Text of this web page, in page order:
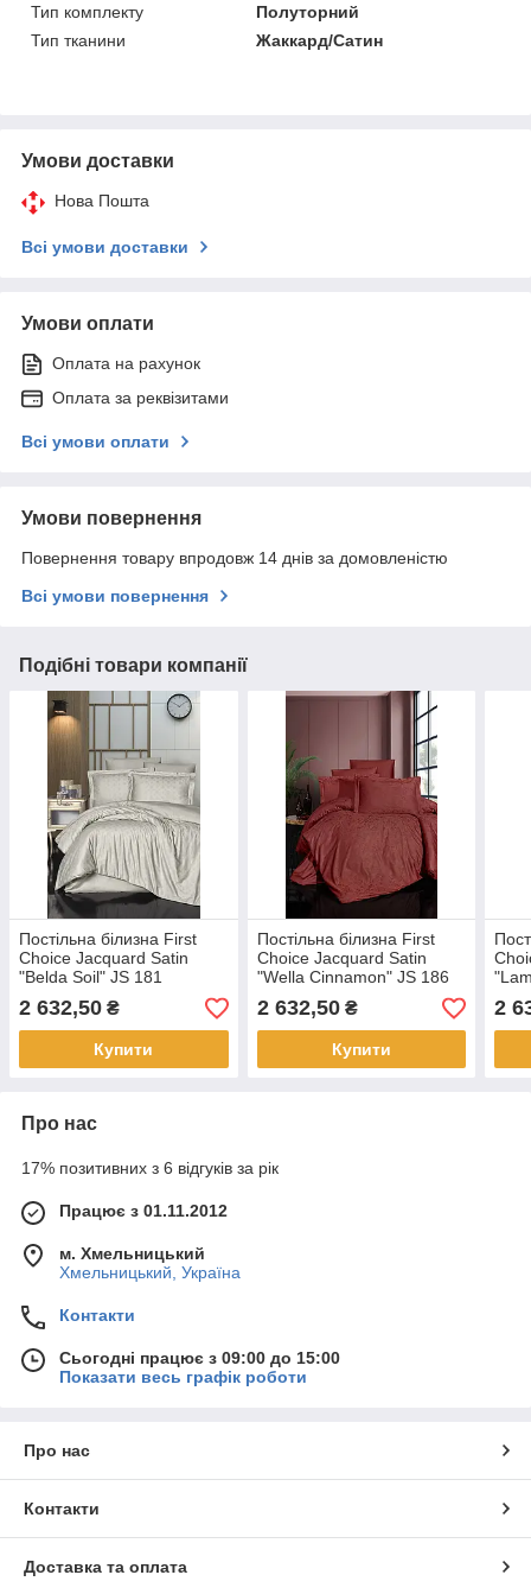
Тип комплекту
Полуторний
Тип тканини
Жаккард/Сатин
Умови доставки
Нова Пошта
Всі умови доставки
Умови оплати
Оплата на рахунок
Оплата за реквізитами
Всі умови оплати
Умови повернення
Повернення товару впродовж 14 днів за домовленістю
Всі умови повернення
Подібні товари компанії
Постільна білизна First
Choice Jacquard Satin
"Belda Soil" JS 181
2 632,50 ₴
Купити
Постільна білизна First
Choice Jacquard Satin
"Wella Cinnamon" JS 186
2 632,50₴
Купити
2
Про нас
17% позитивних з 6 відгуків за рік
Працює з 01.11.2012
м. Хмельницький
Хмельницький, Україна
Контакти
Сьогодні працює з 09:00 до 15:00
Показати весь графік роботи
Про нас
Контакти
Доставка та оплата